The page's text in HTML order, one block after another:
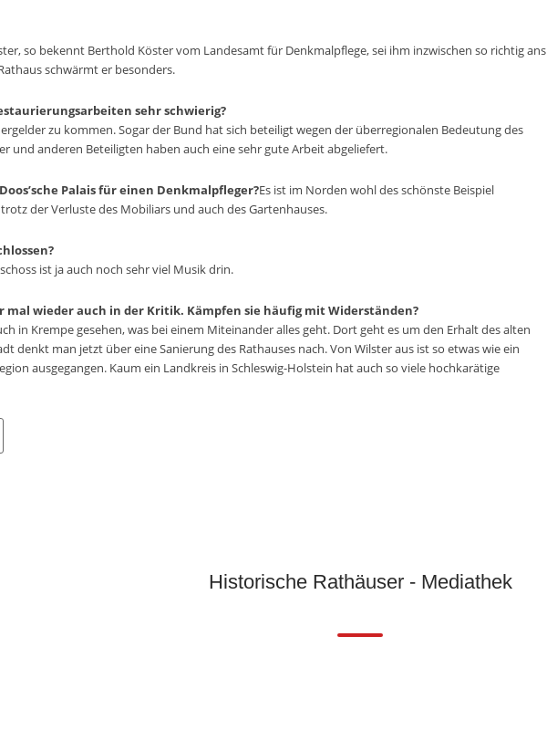
so bekennt Berthold Köster vom Landesamt für Denkmalpflege, sei ihm inzwischen so richtig ans
schwärmt er besonders.
sehr schwierig?
zu kommen. Sogar der Bund hat sich beteiligt wegen der überregionalen Bedeutung des
und anderen Beteiligten haben auch eine sehr gute Arbeit abgeliefert.
Palais für einen Denkmalpfleger?Es ist im Norden wohl des schönste Beispiel
der Verluste des Mobiliars und auch des Gartenhauses.
ist ja auch noch sehr viel Musik drin.
wieder auch in der Kritik. Kämpfen sie häufig mit Widerständen?
in Krempe gesehen, was bei einem Miteinander alles geht. Dort geht es um den Erhalt des alten
denkt man jetzt über eine Sanierung des Rathauses nach. Von Wilster aus ist so etwas wie ein
ausgegangen. Kaum ein Landkreis in Schleswig-Holstein hat auch so viele hochkarätige
Garten-Expertise für die Schublade (WZ 22.09.2017)
Historische Rathäuser - Mediathek